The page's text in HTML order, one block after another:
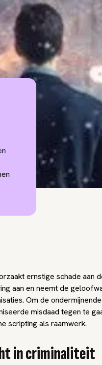
ernstige schade aan
aan en neemt de
Om de
misdaad tegen te
scripting als raamwerk.
in criminaliteit